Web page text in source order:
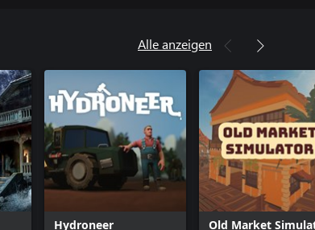
Alle anzeigen
Hydroneer Old Market